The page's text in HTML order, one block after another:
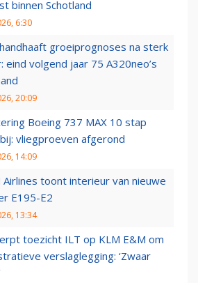
binnen Schotland
6:30
groeiprognoses na sterk
eind volgend jaar 75 A320neo’s
20:09
Boeing 737 MAX 10 stap
vliegproeven afgerond
14:09
Airlines toont interieur van nieuwe
E195-E2
13:34
toezicht ILT op KLM E&M om
verslaglegging: ‘Zwaar